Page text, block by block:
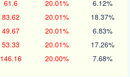
61.6 20.01% 6.12%
83.62 20.01% 18.37%
49.67 20.01% 6.83%
53.33 20.01% 17.26%
146.16 20.00% 7.68%